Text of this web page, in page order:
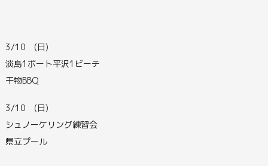
3/10 (日)
淡島1ボート平沢1ビーチ
干物BBQ
3/10 (日)
シュノーケリング練習会
県立プール